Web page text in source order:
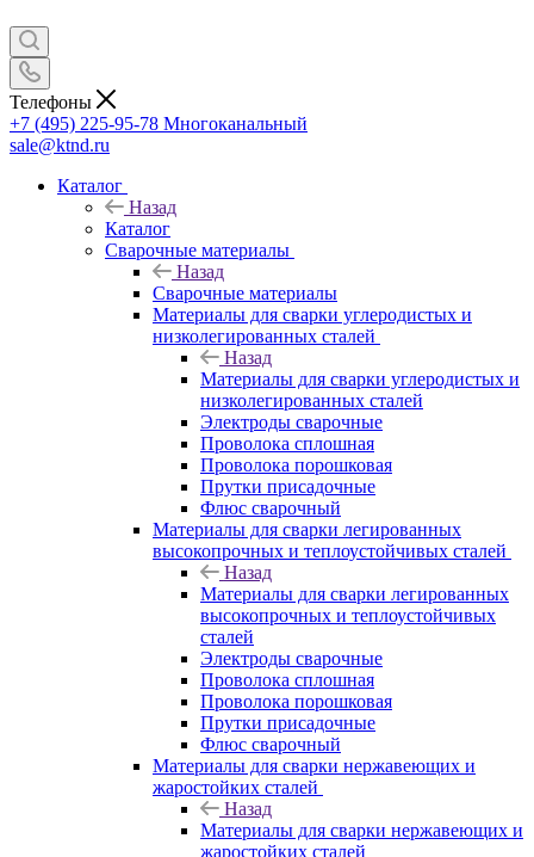
Телефоны
+7 (495) 225-95-78 Многоканальный
sale@ktnd.ru
Каталог
Назад
Каталог
Сварочные материалы
Назад
Сварочные материалы
Материалы для сварки углеродистых и
низколегированных сталей
Назад
Материалы для сварки углеродистых и
низколегированных сталей
Электроды сварочные
Проволока сплошная
Проволока порошковая
Прутки присадочные
Флюс сварочный
Материалы для сварки легированных
высокопрочных и теплоустойчивых сталей
Назад
Материалы для сварки легированных
высокопрочных и теплоустойчивых
сталей
Электроды сварочные
Проволока сплошная
Проволока порошковая
Прутки присадочные
Флюс сварочный
Материалы для сварки нержавеющих и
жаростойких сталей
Назад
Материалы для сварки нержавеющих и
жаростойких сталей